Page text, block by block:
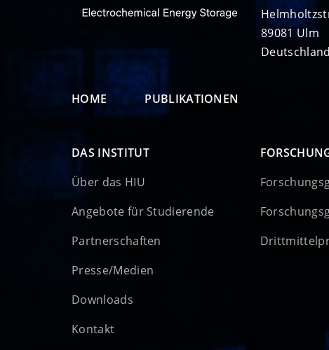
89081 Ulm
Deutschland
HOME PUBLIKATIONEN
DAS INSTITUT
Über das HIU
Angebote für Studierende
Partnerschaften
Presse/Medien
Downloads
Kontakt